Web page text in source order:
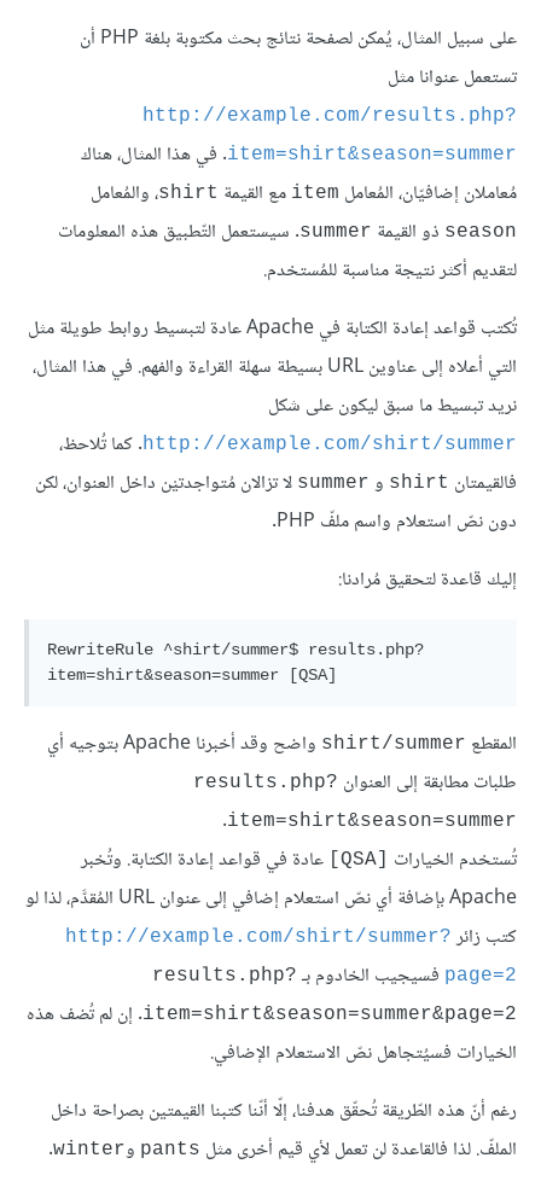
على سبيل المثال، يُمكن لصفحة نتائج بحث مكتوبة بلغة PHP أن
تستعمل عنوانا مثل
http://example.com/results.php?
item=shirt&season=summer. في هذا المثال، هناك
مُعاملان إضافيّان، المُعامل item مع القيمة shirt، والمُعامل
season ذو القيمة summer. سيستعمل التّطبيق هذه المعلومات
لتقديم أكثر نتيجة مناسبة للمُستخدم.
تُكتب قواعد إعادة الكتابة في Apache عادة لتبسيط روابط طويلة مثل
التي أعلاه إلى عناوين URL بسيطة سهلة القراءة والفهم. في هذا المثال،
نريد تبسيط ما سبق ليكون على شكل
http://example.com/shirt/summer. كما تُلاحظ،
فالقيمتان shirt و summer لا تزالان مُتواجدتيْن داخل العنوان، لكن
دون نصّ استعلام واسم ملفّ PHP.
إليك قاعدة لتحقيق مُرادنا:
RewriteRule ^shirt/summer$ results.php?
item=shirt&season=summer [QSA]
المقطع shirt/summer
واضح وقد أخبرنا Apache بتوجيه أي
طلبات مطابقة إلى العنوان results.php?
item=shirt&season=summer
.
تُستخدم الخيارات
عادة في قواعد إعادة الكتابة. وتُخبر
Apache بإضافة أي نصّ استعلام إضافي إلى عنوان URL المُقدَّم، لذا لو
كتب زائر http://example.com/shirt/summer?
page=2 فسيجيب الخادوم بـ results.php?
item=shirt&season=summer&page=2. إن لم تُضف هذه
الخيارات فسيُتجاهل نصّ الاستعلام الإضافي.
رغم أنّ هذه الطّريقة تُحقّق هدفنا، إلّا أنّنا كتبنا القيمتين بصراحة داخل
الملفّ. لذا فالقاعدة لن تعمل لأي قيم أخرى مثل pants وwinter
.